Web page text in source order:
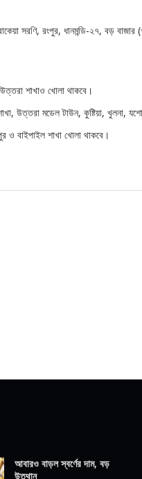
সরণি, রংপুর, ধানমন্ডি-২৭, বড়
উত্তরা শাখাও খোলা থাকবে।
উত্তরা মডেল টাউন, কুষ্টিয়া, খুলনা,
ও বাইপাইল শাখা খোলা থাকবে।
আবারও বাড়ল স্বর্ণের দাম, বড়
উত্থান